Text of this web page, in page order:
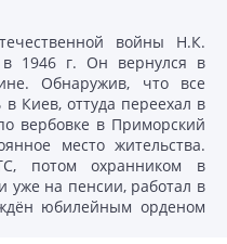
войны Н.К.
в 1946 г. Он вернулся в
Обнаружив, что все
Киев, оттуда переехал в
вербовке в Приморский
место жительства.
потом охранником в
уже на пенсии, работал в
юбилейным орденом